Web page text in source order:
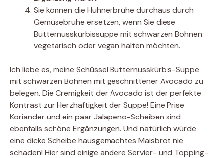
Sie können die Hühnerbrühe durchaus durch
Gemüsebrühe ersetzen, wenn Sie diese
Butternusskürbissuppe mit schwarzen Bohnen
vegetarisch oder vegan halten möchten.
Ich liebe es, meine Schüssel Butternusskürbis-Suppe
mit schwarzen Bohnen mit geschnittener Avocado zu
belegen. Die Cremigkeit der Avocado ist der perfekte
Kontrast zur Herzhaftigkeit der Suppe! Eine Prise
Koriander und ein paar Jalapeno-Scheiben sind
ebenfalls schöne Ergänzungen. Und natürlich würde
eine dicke Scheibe hausgemachtes Maisbrot nie
schaden! Hier sind einige andere Servier- und Topping-